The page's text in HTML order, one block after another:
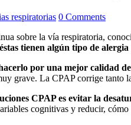
respiratorias 0 Comments
sobre la vía respiratoria,
tienen algún tipo de
por una mejor calidad
grave. La CPAP corrige tanto
CPAP es evitar la
cognitivas y reducir,